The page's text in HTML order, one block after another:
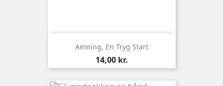
Amning, En Tryg Start
Pris
14,00 kr.